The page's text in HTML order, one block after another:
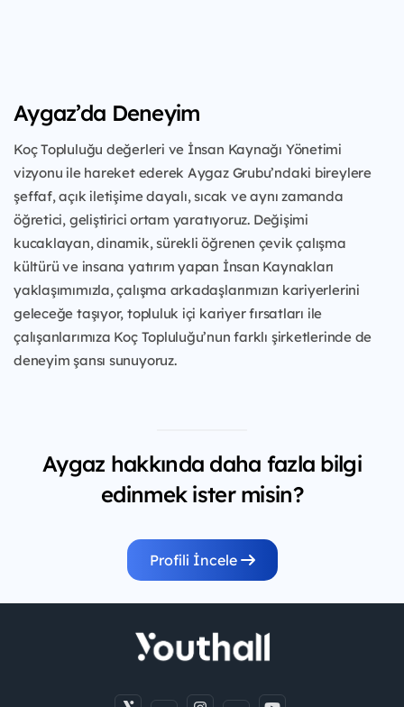
Aygaz’da Deneyim
Koç Topluluğu değerleri ve İnsan Kaynağı Yönetimi
vizyonu ile hareket ederek Aygaz Grubu’ndaki bireylere
şeffaf, açık iletişime dayalı, sıcak ve aynı zamanda
öğretici, geliştirici ortam yaratıyoruz. Değişimi
kucaklayan, dinamik, sürekli öğrenen çevik çalışma
kültürü ve insana yatırım yapan İnsan Kaynakları
yaklaşımımızla, çalışma arkadaşlarımızın kariyerlerini
geleceğe taşıyor, topluluk içi kariyer fırsatları ile
çalışanlarımıza Koç Topluluğu’nun farklı şirketlerinde de
deneyim şansı sunuyoruz.
Aygaz hakkında daha fazla bilgi
edinmek ister misin?
Profili İncele